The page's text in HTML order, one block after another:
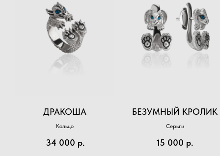
ДРАКОША
Кольцо
34 000 р.
БЕЗУМНЫЙ КРОЛИК
Серьги
15 000 р.